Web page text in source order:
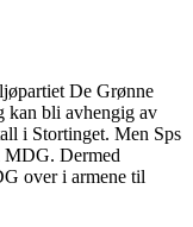
De Grønne
kan bli avhengig av
i Stortinget. Men Sps
MDG. Dermed
over i armene til